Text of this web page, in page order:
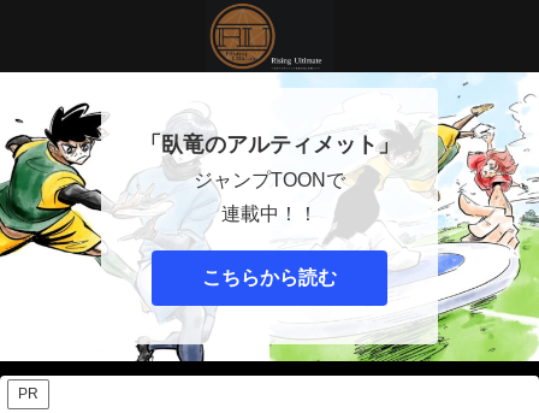
「臥竜のアルティメット」
ジャンプTOONで
連載中！！
こちらから読む
PR